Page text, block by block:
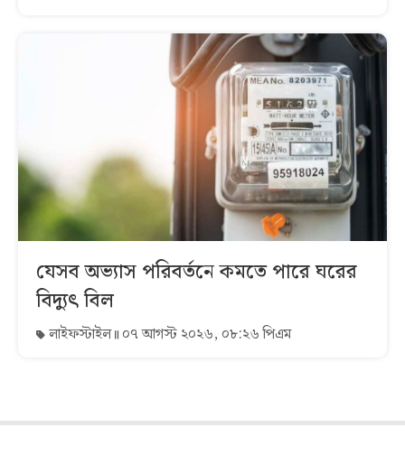
যেসব অভ্যাস পরিবর্তনে কমতে পারে ঘরের
বিদ্যুৎ বিল
লাইফস্টাইল ০৭ আগস্ট ২০২৬, ০৮:২৬ পিএম